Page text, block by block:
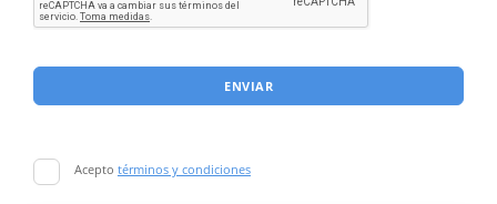
ENVIAR
Acepto términos y condiciones